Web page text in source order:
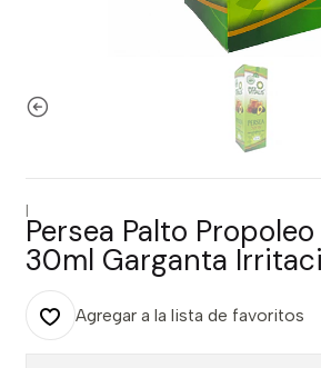
Persea Palto
30ml Garganta
Agregar a la lista de favoritos